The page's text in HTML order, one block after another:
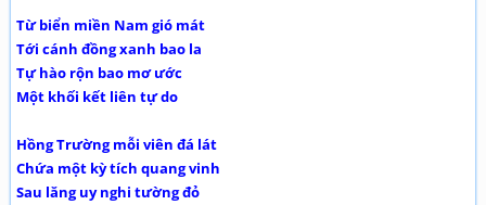
Từ biển miền Nam gió mát
Tới cánh đồng xanh bao la
Tự hào rộn bao mơ ước
Một khối kết liên tự do
Hồng Trường mỗi viên đá lát
Chứa một kỳ tích quang vinh
Sau lăng uy nghi tường đỏ